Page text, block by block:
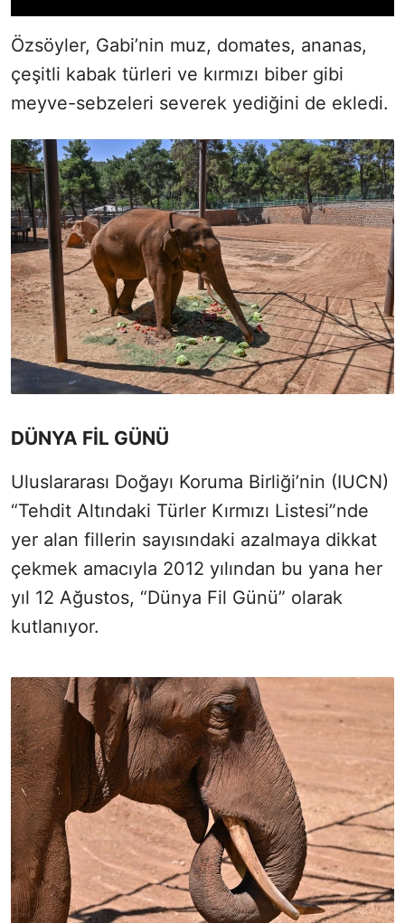
Özsöyler, Gabi’nin muz, domates, ananas,
çeşitli kabak türleri ve kırmızı biber gibi
meyve-sebzeleri severek yediğini de ekledi.
DÜNYA FİL GÜNÜ
Uluslararası Doğayı Koruma Birliği’nin (IUCN)
“Tehdit Altındaki Türler Kırmızı Listesi”nde
yer alan fillerin sayısındaki azalmaya dikkat
çekmek amacıyla 2012 yılından bu yana her
yıl 12 Ağustos, “Dünya Fil Günü” olarak
kutlanıyor.